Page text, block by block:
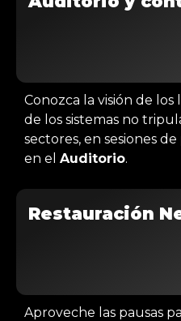
Conozca la visión de
de los sistemas no
sectores, en sesiones de
en el Auditorio.
Restauración
Aproveche las pausas